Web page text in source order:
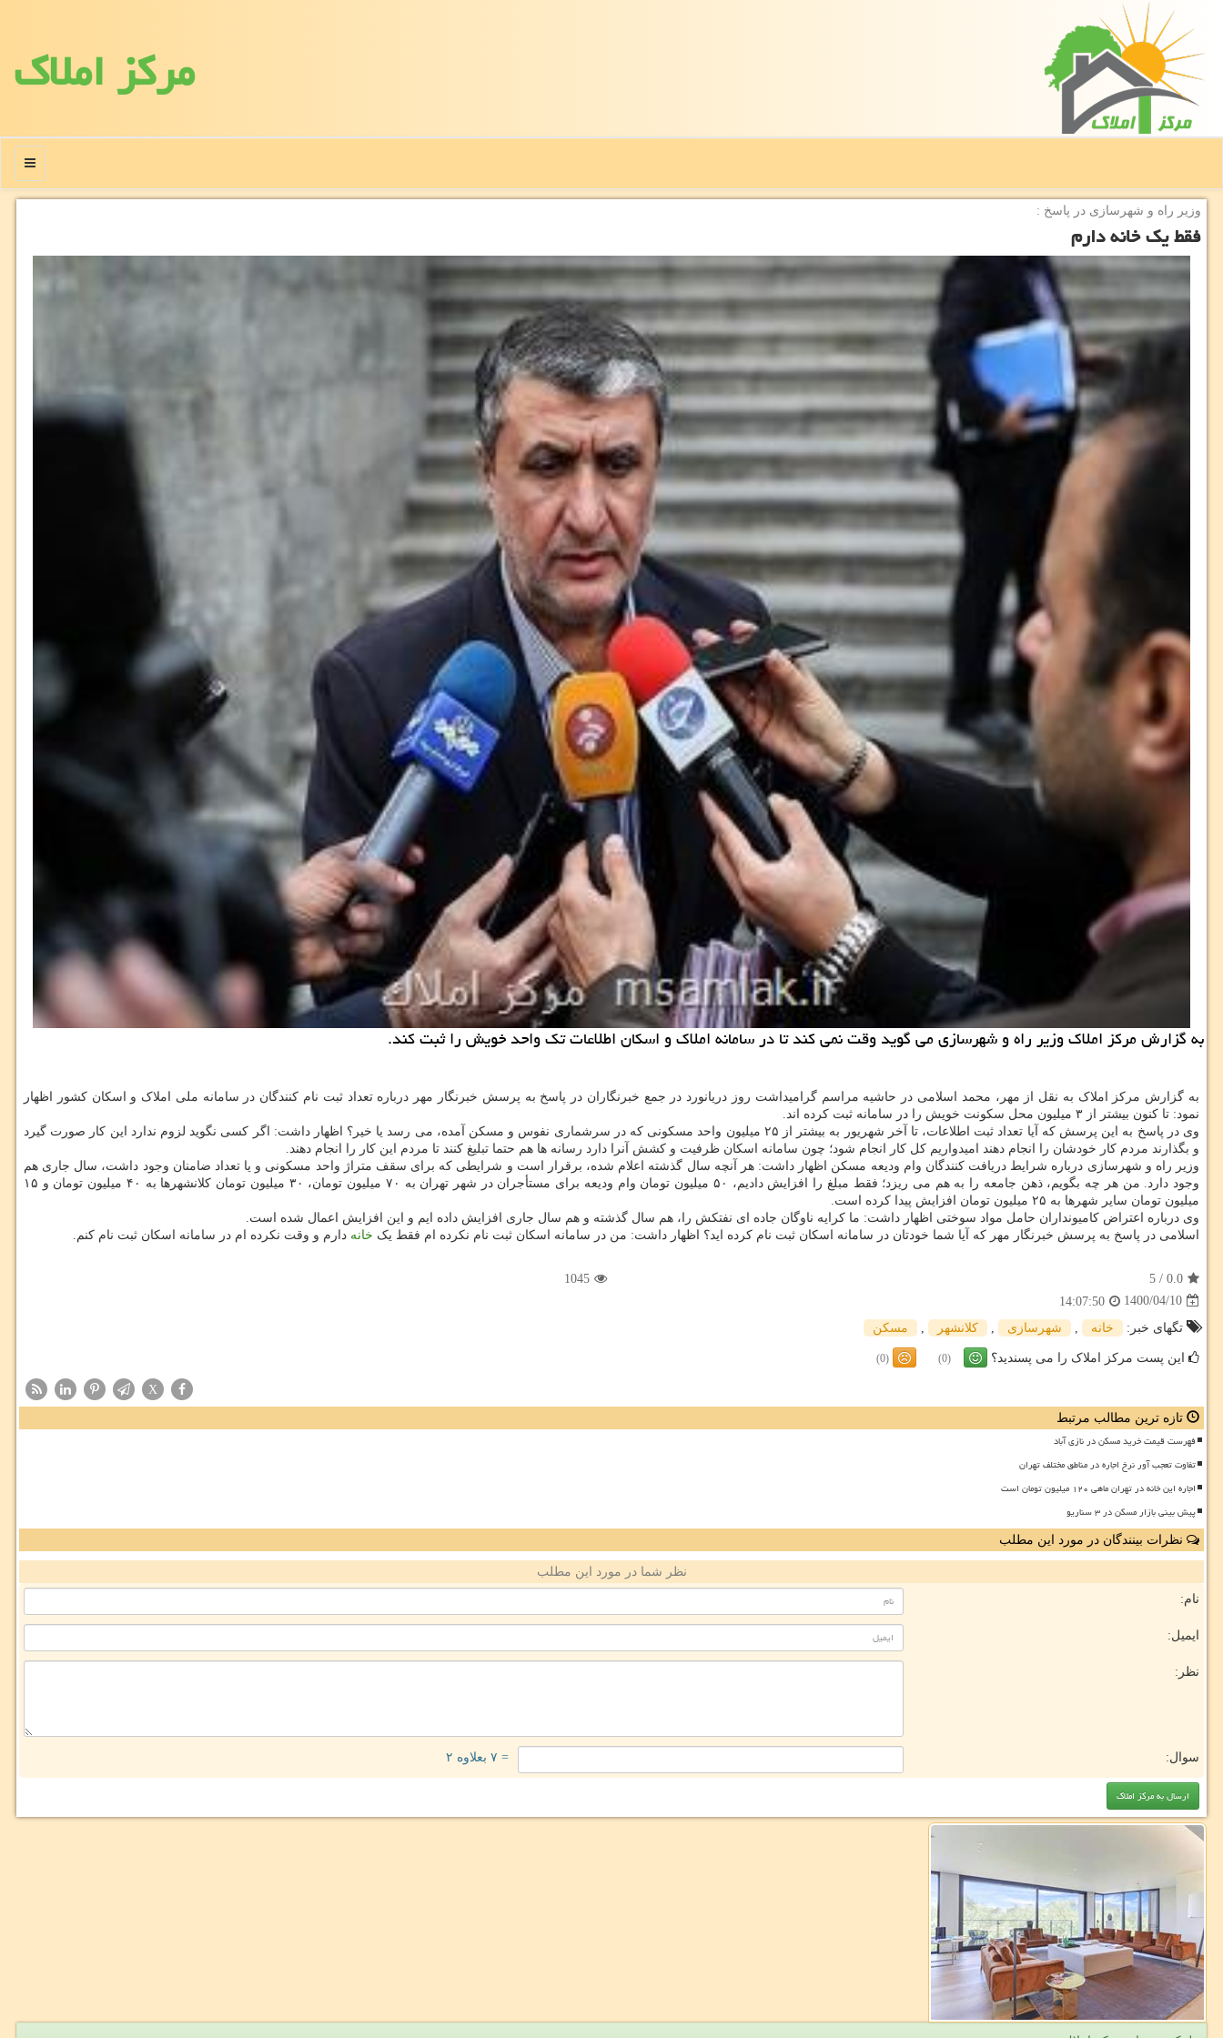
مركز املاك
منو
وزیر راه و شهرسازی در پاسخ :
فقط یك خانه دارم
به گزارش مرکز املاک وزیر راه و شهرسازی می گوید وقت نمی کند تا در سامانه املاک و اسکان اطلاعات تک واحد خویش را ثبت کند.
به گزارش مرکز املاک به نقل از مهر، محمد اسلامی در حاشیه مراسم گرامیداشت روز دریانورد در جمع خبرنگاران در پاسخ به پرسش خبرنگار مهر درباره تعداد ثبت نام کنندگان در سامانه ملی املاک و اسکان کشور اظهار
نمود: تا کنون بیشتر از ۳ میلیون محل سکونت خویش را در سامانه ثبت کرده اند.
وی در پاسخ به این پرسش که آیا تعداد ثبت اطلاعات، تا آخر شهریور به بیشتر از ۲۵ میلیون واحد مسکونی که در سرشماری نفوس و مسکن آمده، می رسد یا خیر؟ اظهار داشت: اگر کسی نگوید لزوم ندارد این کار صورت گیرد
و بگذارند مردم کار خودشان را انجام دهند امیدواریم کل کار انجام شود؛ چون سامانه اسکان ظرفیت و کشش آنرا دارد رسانه ها هم حتما تبلیغ کنند تا مردم این کار را انجام دهند.
وزیر راه و شهرسازی درباره شرایط دریافت کنندگان وام ودیعه مسکن اظهار داشت: هر آنچه سال گذشته اعلام شده، برقرار است و شرایطی که برای سقف متراژ واحد مسکونی و یا تعداد ضامنان وجود داشت، سال جاری هم
وجود دارد. من هر چه بگویم، ذهن جامعه را به هم می ریزد؛ فقط مبلغ را افزایش دادیم، ۵۰ میلیون تومان وام ودیعه برای مستأجران در شهر تهران به ۷۰ میلیون تومان، ۳۰ میلیون تومان کلانشهرها به ۴۰ میلیون تومان و ۱۵
میلیون تومان سایر شهرها به ۲۵ میلیون تومان افزایش پیدا کرده است.
وی درباره اعتراض کامیونداران حامل مواد سوختی اظهار داشت: ما کرایه ناوگان جاده ای نفتکش را، هم سال گذشته و هم سال جاری افزایش داده ایم و این افزایش اعمال شده است.
اسلامی در پاسخ به پرسش خبرنگار مهر که آیا شما خودتان در سامانه اسکان ثبت نام کرده اید؟ اظهار داشت: من در سامانه اسکان ثبت نام نکرده ام فقط یک خانه دارم و وقت نکرده ام در سامانه اسکان ثبت نام کنم.
0.0
/
5
1045
1400/04/10
14:07:50
تگهای خبر:
خانه , شهرسازی , كلانشهر , مسكن
این پست مرکز املاک را می پسندید؟ (0)
(0)
X
تازه ترین مطالب مرتبط
فهرست قیمت خرید مسکن در نازی آباد
تفاوت تعجب آور نرخ اجاره در مناطق مختلف تهران
اجاره این خانه در تهران ماهی ۱۲۰ میلیون تومان است
پیش بینی بازار مسکن در ۳ سناریو
نظرات بینندگان در مورد این مطلب
نظر شما در مورد این مطلب
نام:
ایمیل:
نظر:
سوال: = ۷ بعلاوه ۲